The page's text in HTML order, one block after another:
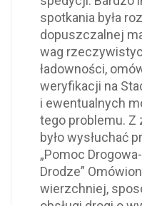
spotkania była
dopuszczalnej
wag
ładowności,
weryfikacji na
i ewentualnych
tego problemu. Z
było wysłuchać
„Pomoc
Drodze”
wierzchniej,